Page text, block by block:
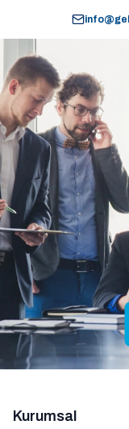
Kurumsal